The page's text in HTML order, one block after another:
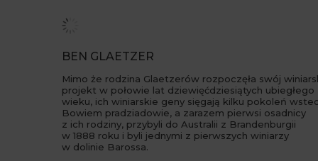
BEN GLAETZER
Mimo że rodzina Glaetzerów rozpoczęła swój
projekt w połowie lat dziewięćdziesiątych ubiegłego
wieku, ich winiarskie geny sięgają kilku pokoleń
Bowiem pradziadowie, a zarazem pierwsi osadnicy
z ich rodziny, przybyli do Australii z Brandenburgii
w 1888 roku i byli jednymi z pierwszych winiarzy
w dolinie Barossa.